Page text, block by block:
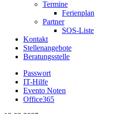
Termine
Ferienplan
Partner
SOS-Liste
Kontakt
Stellenangebote
Beratungsstelle
Passwort
IT-Hilfe
Evento Noten
Office365